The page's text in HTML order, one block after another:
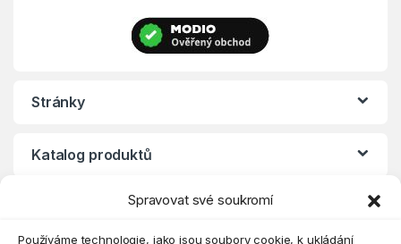
Spravovat své soukromí
Používáme technologie, jako jsou soubory cookie, k ukládání
Stránky
Katalog produktů